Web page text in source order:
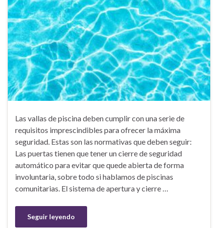
Las vallas de piscina deben cumplir con una serie de
requisitos imprescindibles para ofrecer la máxima
seguridad. Estas son las normativas que deben seguir:
Las puertas tienen que tener un cierre de seguridad
automático para evitar que quede abierta de forma
involuntaria, sobre todo si hablamos de piscinas
comunitarias. El sistema de apertura y cierre …
Seguir leyendo